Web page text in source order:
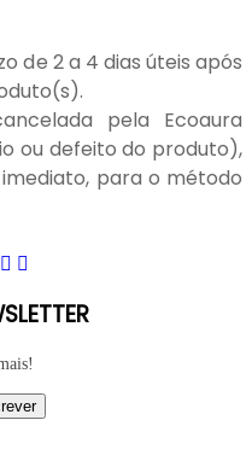
de 2 a 4 dias úteis após
pela Ecoaura
ou defeito do produto),
para o método